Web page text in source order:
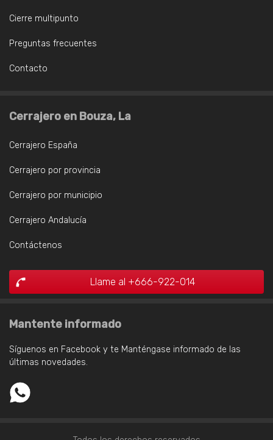
Cierre multipunto
Preguntas frecuentes
Contacto
Cerrajero en Bouza, La
Cerrajero España
Cerrajero por provincia
Cerrajero por municipio
Cerrajero Andalucía
Contáctenos
Llame al +666-922-014
Mantente informado
Síguenos en Facebook y te Manténgase informado de las
últimas novedades.